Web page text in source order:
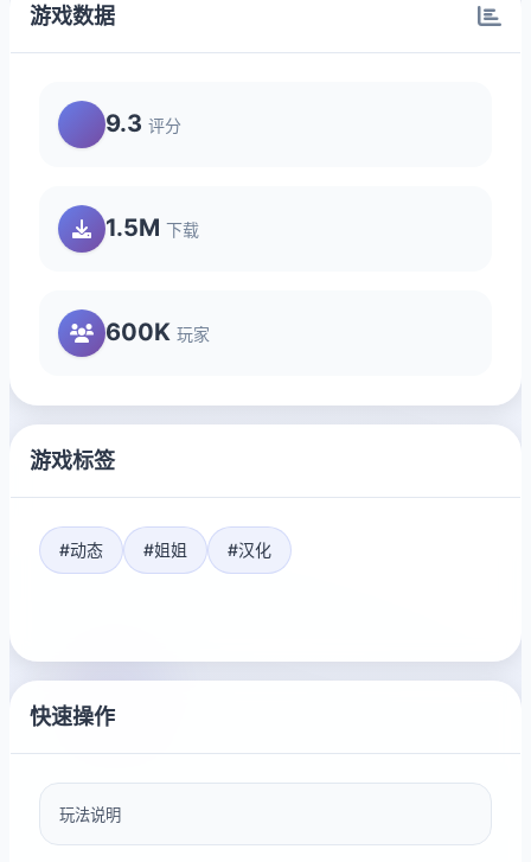
游戏数据
9.3 评分
1.5M 下载
600K 玩家
游戏标签
#动态 #姐姐 #汉化
快速操作
玩法说明